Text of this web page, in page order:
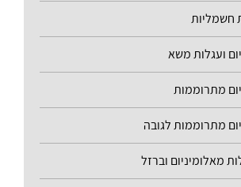
חשמליות
ועגלות משא
מתרוממות
מתרוממות לגובה
מאלומיניום וברזל